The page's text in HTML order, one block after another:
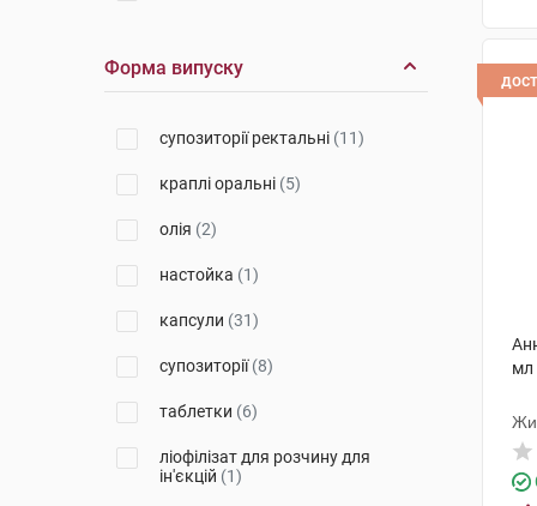
Кенді(1)
Біхелс(3)
Лекхім-Харків(4)
Преміум Фарм Груп
Елемент здоров'я
Ріхард Біттнер
Бовіос фарм(5)
Харківська фармацевтична
Лабораторія Ліконса
Форма випуску
супозиторії ректальні (11)
краплі оральні (5)
олія (2)
настойка (1)
капсули (31)
супозиторії(8)
таблетки (6)
ліофілізат для розчину для
ін'єкцій (1)
мл